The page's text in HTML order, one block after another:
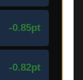
-0.85pt
-0.82pt